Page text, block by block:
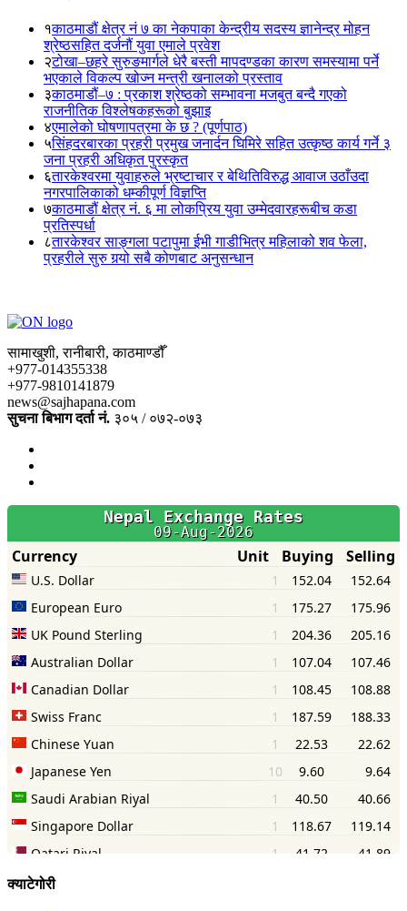
१काठमाडौं क्षेत्र नं ७ का नेकपाका केन्द्रीय सदस्य ज्ञानेन्द्र मोहन
श्रेष्ठसहित दर्जनौं युवा एमाले प्रवेश
२टोखा–छहरे सुरुङमार्गले धेरै बस्ती मापदण्डका कारण समस्यामा पर्ने
भएकाले विकल्प खोज्न मन्त्री खनालको प्रस्ताव
३काठमाडौं–७ : प्रकाश श्रेष्ठको सम्भावना मजबुत बन्दै गएको
राजनीतिक विश्लेषकहरूको बुझाइ
४एमालेको घोषणापत्रमा के छ ? (पूर्णपाठ)
५सिंहदरबारका प्रहरी प्रमुख जनार्दन घिमिरे सहित उत्कृष्ठ कार्य गर्ने ३
जना प्रहरी अधिकृत पुरस्कृत
६तारकेश्वरमा युवाहरुले भ्रष्टाचार र बेथितिविरुद्ध आवाज उठाँउदा
नगरपालिकाको धम्कीपूर्ण विज्ञप्ति
७काठमाडौं क्षेत्र नं. ६ मा लोकप्रिय युवा उम्मेदवारहरूबीच कडा
प्रतिस्पर्धा
८तारकेश्वर साङ्गला पटापुमा ईभी गाडीभित्र महिलाको शव फेला,
प्रहरीले सुरु गर्‍यो सबै कोणबाट अनुसन्धान
सामाखुशी, रानीबारी, काठमाण्डौँ
+977-014355338
+977-9810141879
news@sajhapana.com
सुचना बिभाग दर्ता नं. ३०५ / ०७२-०७३
क्याटेगोरी